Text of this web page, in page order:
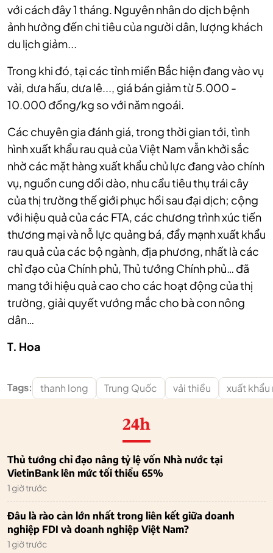
với cách đây 1 tháng. Nguyên nhân do dịch bệnh
ảnh hưởng đến chi tiêu của người dân, lượng khách
du lịch giảm...
Trong khi đó, tại các tỉnh miền Bắc hiện đang vào vụ
vải, dưa hấu, dưa lê..., giá bán giảm từ 5.000 -
10.000 đồng/kg so với năm ngoái.
Các chuyên gia đánh giá, trong thời gian tới, tình
hình xuất khẩu rau quả của Việt Nam vẫn khởi sắc
nhờ các mặt hàng xuất khẩu chủ lực đang vào chính
vụ, nguồn cung dồi dào, nhu cầu tiêu thụ trái cây
của thị trường thế giới phục hồi sau đại dịch; cộng
với hiệu quả của các FTA, các chương trình xúc tiến
thương mại và nỗ lực quảng bá, đẩy mạnh xuất khẩu
rau quả của các bộ ngành, địa phương, nhất là các
chỉ đạo của Chính phủ, Thủ tướng Chính phủ… đã
mang tới hiệu quả cao cho các hoạt động của thị
trường, giải quyết vướng mắc cho bà con nông
dân…
T. Hoa
Tags: thanh long Trung Quốc vải thiều xuất khẩu
24h
Thủ tướng chỉ đạo nâng tỷ lệ vốn Nhà nước tại
VietinBank lên mức tối thiểu 65%
1 giờ trước
Đâu là rào cản lớn nhất trong liên kết giữa doanh
nghiệp FDI và doanh nghiệp Việt Nam?
1 giờ trước